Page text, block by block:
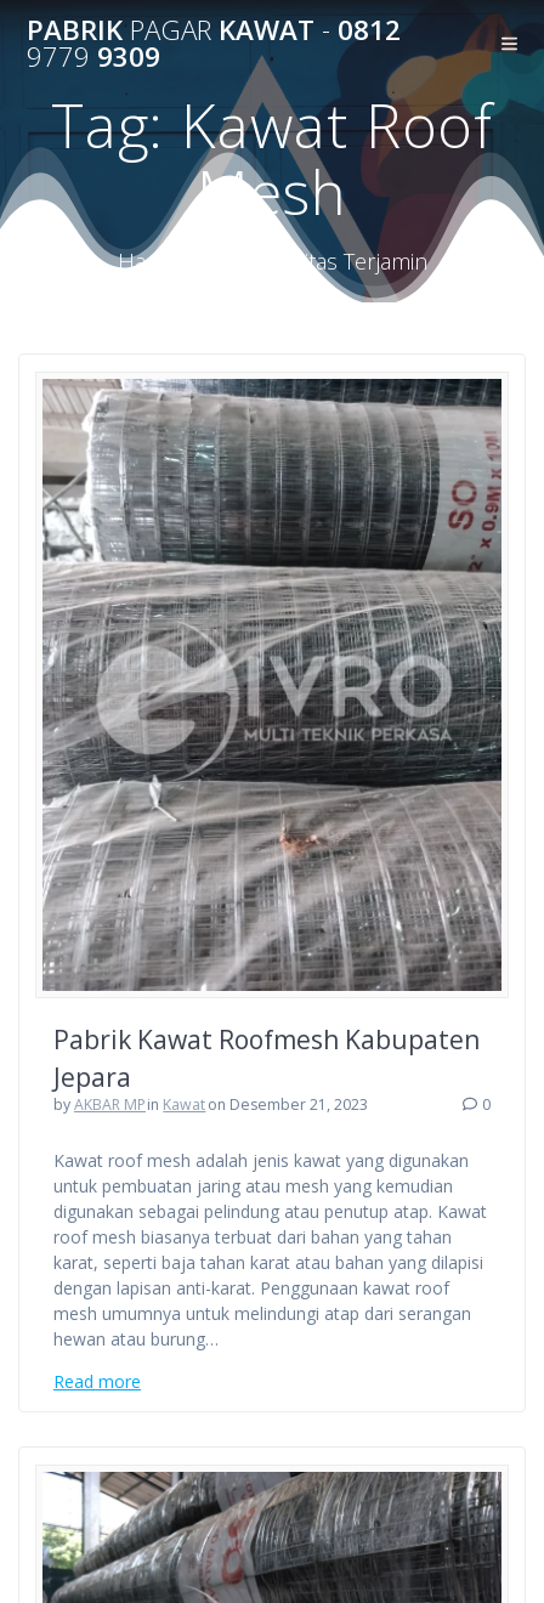
to
content
PABRIKPAGARKAWAT - 0812
9779 9309
Tag:Kawat Roof
Mesh
Harga Terbaik Kualitas Terjamin
Pabrik Kawat Roofmesh Kabupaten
Jepara
byAKBAR MPin Kawaton Desember 21, 2023 0
Kawat roof mesh adalah jenis kawat yang digunakan
untuk pembuatan jaring atau mesh yang kemudian
digunakan sebagai pelindung atau penutup atap. Kawat
roof mesh biasanya terbuat dari bahan yang tahan
karat, seperti baja tahan karat atau bahan yang dilapisi
dengan lapisan anti-karat. Penggunaan kawat roof
mesh umumnya untuk melindungi atap dari serangan
hewan atau burung…
Read more